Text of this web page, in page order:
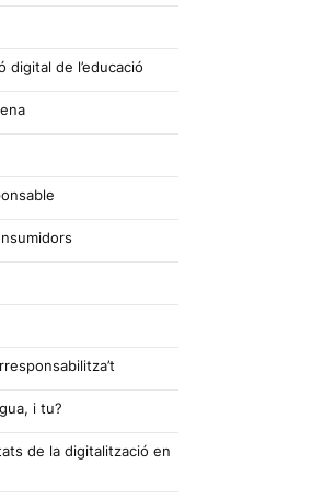
digital de l’educació
i tu?
de la digitalització en